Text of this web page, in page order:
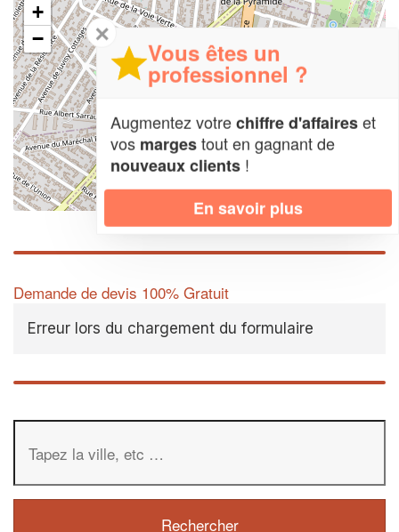
+
−
| Map data ©OpenStreetMap contributors,
Demande de devis 100% Gratuit
Erreur lors du chargement du formulaire
✕
Vous êtes un
professionnel ?
Augmentez votrechiffre d'affaireset
vos margestout en gagnant de
nouveaux clients !
En savoir plus